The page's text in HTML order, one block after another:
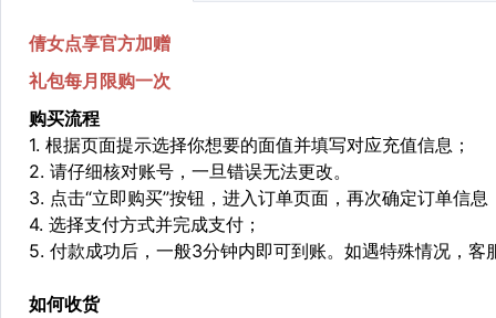
倩女点享官方加赠
礼包每月限购一次
购买流程
1. 根据页面提示选择你想要的面值并填写对应充值信息；
2. 请仔细核对账号，一旦错误无法更改。
3. 点击“立即购买”按钮，进入订单页面，再次确定订单信息
4. 选择支付方式并完成支付；
5. 付款成功后，一般3分钟内即可到账。如遇特殊情况，
如何收货